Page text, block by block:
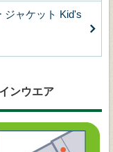
ジャケット Kid's
ンウエア